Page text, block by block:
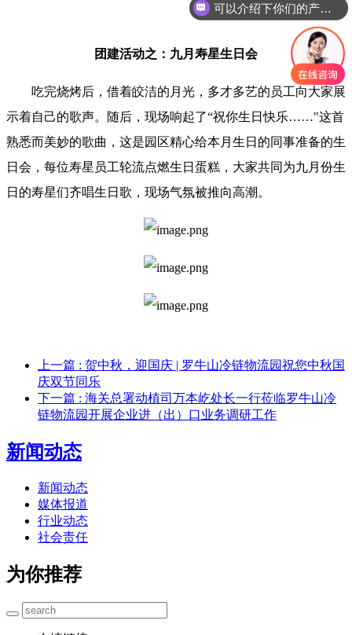
团建活动之：九月寿星生日会
吃完烧烤后，借着皎洁的月光，多才多艺的员工向大家展
示着自己的歌声。随后，现场响起了“祝你生日快乐……"这首
熟悉而美妙的歌曲，这是园区精心给本月生日的同事准备的生
日会，每位寿星员工轮流点燃生日蛋糕，大家共同为九月份生
日的寿星们齐唱生日歌，现场气氛被推向高潮。
上一篇 : 贺中秋，迎国庆 | 罗牛山冷链物流园祝您中秋国
庆双节同乐
下一篇 : 海关总署动植司万本屹处长一行莅临罗牛山冷
链物流园开展企业进（出）口业务调研工作
新闻动态
新闻动态
媒体报道
行业动态
社会责任
为你推荐
可以介绍下你们的产品么